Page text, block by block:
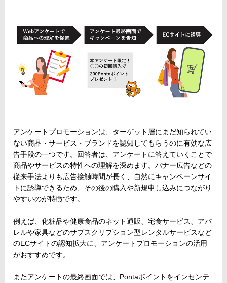
アンケートプロモーションは、ターゲット層にまだ知られてい
ない商品・サービス・ブランドを認知してもらうのに有効な広
告手段の一つです。回答者は、アンケートに答えていくことで
商品やサービスの特性への理解を深めます。バナー広告などの
従来手法よりも広告接触時間が長く、自然にキャンペーンサイ
トに誘導できるため、その後の購入や新規申し込みにつながり
やすいのが特徴です。
例えば、化粧品や健康食品のネット通販、宅食サービス、アパ
レルや家具などのサブスクリプション型レンタルサービスなど
のECサイトの認知拡大に、アンケートプロモーションの活用
がおすすめです。
またアンケートの最終画面では、Pontaポイントをインセンテ